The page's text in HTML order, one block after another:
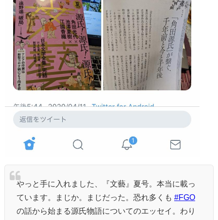
やっと手に入れました、『文藝』夏号。本当に載っ
ています。まじか。まじだった。恐れ多くも #FGO
の話から始まる源氏物語についてのエッセイ。わり